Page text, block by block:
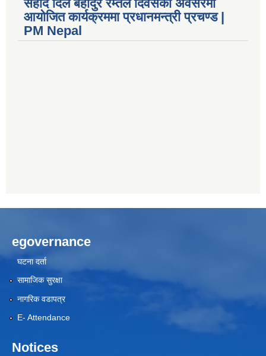
सहीद दिल बहादुर रम्तेल दिवसको अवसरमा
आयोजित कार्यक्रममा प्रधानमन्त्री प्रचण्ड |
PM Nepal
egovernance
घटना दर्ता
सामाजिक सुरक्षा
नागरिक वडापत्र
E- Attendance
Notices